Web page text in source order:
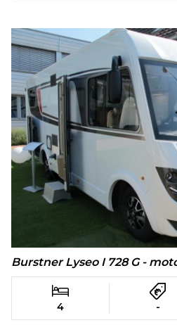
Burstner Lyseo I 728 G -
4 -